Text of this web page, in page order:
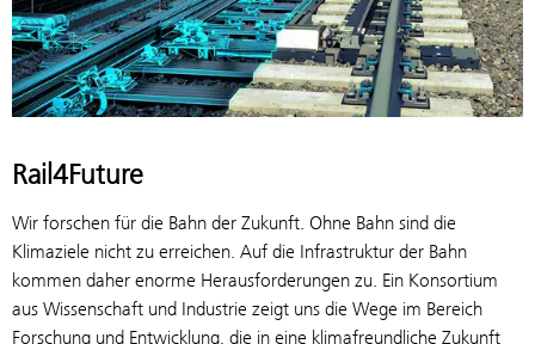
Rail4Future
Wir forschen für die Bahn der Zukunft. Ohne Bahn sind die
Klimaziele nicht zu erreichen. Auf die Infrastruktur der Bahn
kommen daher enorme Herausforderungen zu. Ein Konsortium
aus Wissenschaft und Industrie zeigt uns die Wege im Bereich
Forschung und Entwicklung, die in eine klimafreundliche Zukunft